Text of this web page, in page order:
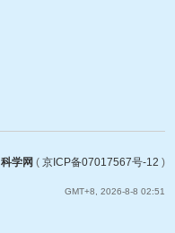
科学网 ( 京ICP备07017567号-12 )
GMT+8, 2026-8-8 02:51